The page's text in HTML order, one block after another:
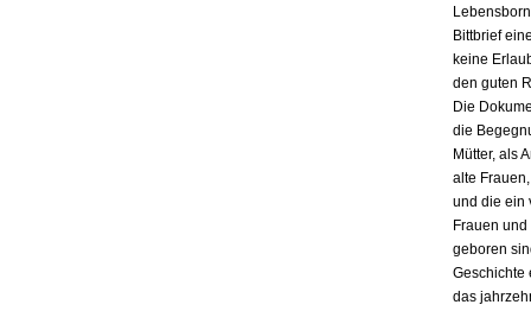
Bittbrief
keine
den guten
Die
die
Mütter, als
alte
und die ein
Frauen
geboren
Geschichte
das